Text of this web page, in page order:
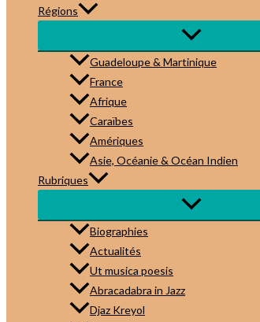
Régions
Guadeloupe & Martinique
France
Afrique
Caraïbes
Amériques
Asie, Océanie & Océan Indien
Rubriques
Biographies
Actualités
Ut musica poesis
Abracadabra in Jazz
Djaz Kreyol